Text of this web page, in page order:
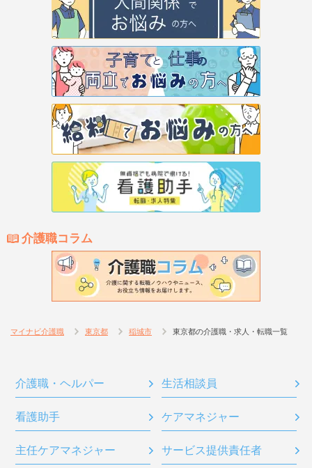
介護職コラム
マイナビ介護職 東京都 稲城市 東京都の介護職・求人・転職一覧
介護職・ヘルパー 生活相談員
看護助手 ケアマネジャー
主任ケアマネジャー サービス提供責任者